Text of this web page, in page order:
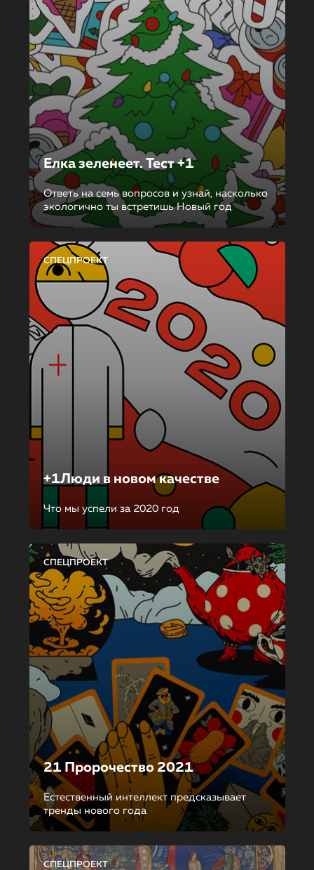
Елка зеленеет. Тест +1
Ответь на семь вопросов и узнай, насколько
экологично ты встретишь Новый год
СПЕЦПРОЕКТ
+1Люди в новом качестве
Что мы успели за 2020 год
СПЕЦПРОЕКТ
21 Пророчество 2021
Естественный интеллект предсказывает
тренды нового года
СПЕЦПРОЕКТ